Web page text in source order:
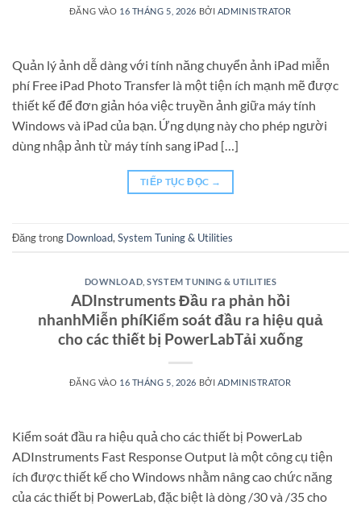
ĐĂNG VÀO 16 THÁNG 5, 2026 BỞI ADMINISTRATOR
Quản lý ảnh dễ dàng với tính năng chuyển ảnh iPad miễn
phí Free iPad Photo Transfer là một tiện ích mạnh mẽ được
thiết kế để đơn giản hóa việc truyền ảnh giữa máy tính
Windows và iPad của bạn. Ứng dụng này cho phép người
dùng nhập ảnh từ máy tính sang iPad […]
TIẾP TỤC ĐỌC →
Đăng trong Download, System Tuning & Utilities
DOWNLOAD ,SYSTEM TUNING & UTILITIES
ADInstruments Đầu ra phản hồi
nhanhMiễn phíKiểm soát đầu ra hiệu quả
cho các thiết bị PowerLabTải xuống
ĐĂNG VÀO 16 THÁNG 5, 2026 BỞI ADMINISTRATOR
Kiểm soát đầu ra hiệu quả cho các thiết bị PowerLab
ADInstruments Fast Response Output là một công cụ tiện
ích được thiết kế cho Windows nhằm nâng cao chức năng
của các thiết bị PowerLab, đặc biệt là dòng /30 và /35 cho